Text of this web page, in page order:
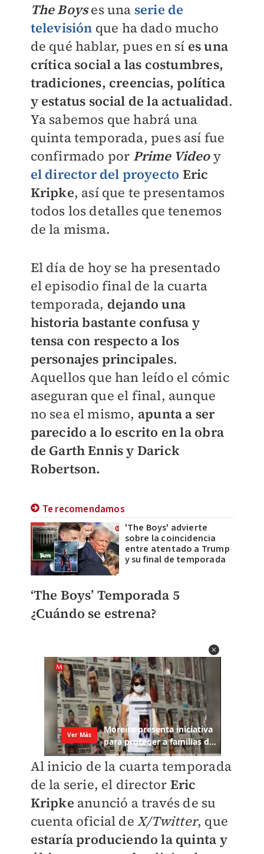
The Boyses una serie de
televisión que ha dado mucho
de qué hablar, pues en sí es una
crítica social a las costumbres,
tradiciones, creencias, política
y estatus social de la actualidad.
Ya sabemos que habrá una
quinta temporada, pues así fue
confirmado por Prime Videoy
el director del proyecto Eric
Kripke, así que te presentamos
todos los detalles que tenemos
de la misma.
El día de hoy se ha presentado
el episodio final de la cuarta
temporada, dejando una
historia bastante confusa y
tensa con respecto a los
personajes principales.
Aquellos que han leído el cómic
aseguran que el final, aunque
no sea el mismo, apunta a ser
parecido a lo escrito en la obra
de Garth Ennis y Darick
Robertson.
Te recomendamos
'The Boys' advierte
sobre la coincidencia
entre atentado a Trump
y su final de temporada
‘The Boys’ Temporada 5
¿Cuándo se estrena?
Al inicio de la cuarta temporada
de la serie, el director Eric
Kripke anunció a través de su
cuenta oficial deX/Twitter, que
estaría produciendo la quinta y